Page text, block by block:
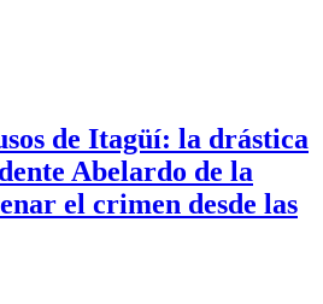
de Itagüí: la drástica
Abelardo de la
el crimen desde las